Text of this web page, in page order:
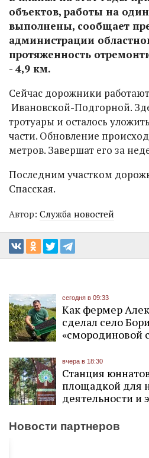
объектов, работы на
выполнены, сообщает
администрации
протяженность
- 4,9 км.
Сейчас дорожники
Ивановской-Подгорной.
тротуары и осталось
части. Обновление
метров. Завершат его за
Последним участком
Спасская.
Автор: Служба новостей
сегодня в 09:33
Как фермер
сделал село
«смородиновой
вчера в 18:30
Станция
площадкой для
деятельности и
Новости партнеров